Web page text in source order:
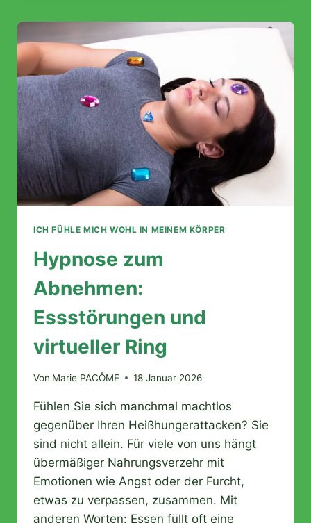
DEM
RAUCHEN
DANK
HYPNOSE
AUF?
ICH FÜHLE MICH WOHL IN MEINEM KÖRPER
Hypnose zum
Abnehmen:
Essstörungen und
virtueller Ring
Von Marie PACÔME 18 Januar 2026
Fühlen Sie sich manchmal machtlos
gegenüber Ihren Heißhungerattacken? Sie
sind nicht allein. Für viele von uns hängt
übermäßiger Nahrungsverzehr mit
Emotionen wie Angst oder der Furcht,
etwas zu verpassen, zusammen. Mit
anderen Worten: Essen füllt oft eine